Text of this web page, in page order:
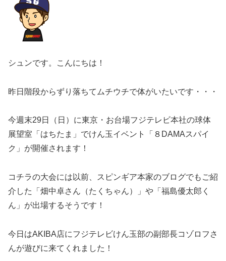
シュンです。こんにちは！
昨日階段からずり落ちてムチウチで体がいたいです・・・
今週末29日（日）に東京・お台場フジテレビ本社の球体
展望室「はちたま」でけん玉イベント「８DAMAスパイ
ク」が開催されます！
コチラの大会には以前、スピンギア本家のブログでもご紹
介した「畑中卓さん（たくちゃん）」や「福島優太郎く
ん」が出場するそうです！
今日はAKIBA店にフジテレビけん玉部の副部長コゾロフさ
んが遊びに来てくれました！